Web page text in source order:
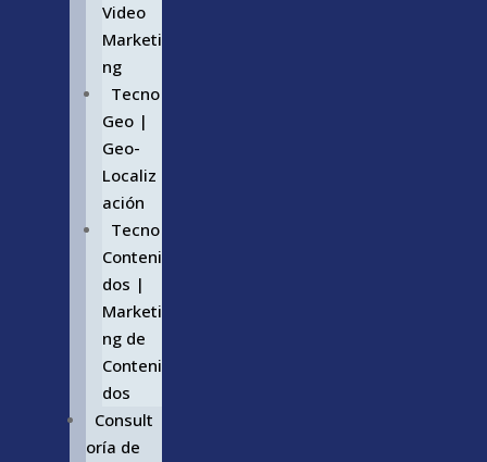
Video
Marketi
ng
Tecno
Geo |
Geo-
Localiz
ación
Tecno
Conteni
dos |
Marketi
ng de
Conteni
dos
Consult
oría de